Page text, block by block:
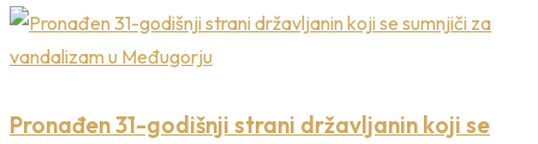
Pronađen 31-godišnji strani državljanin koji se